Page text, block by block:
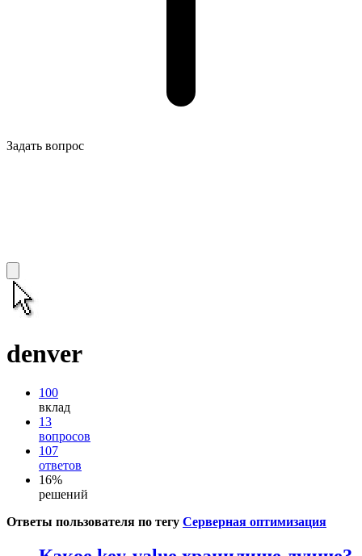
Задать вопрос
denver
100
вклад
13
вопросов
107
ответов
16%
решений
Ответы пользователя по тегу Серверная оптимизация